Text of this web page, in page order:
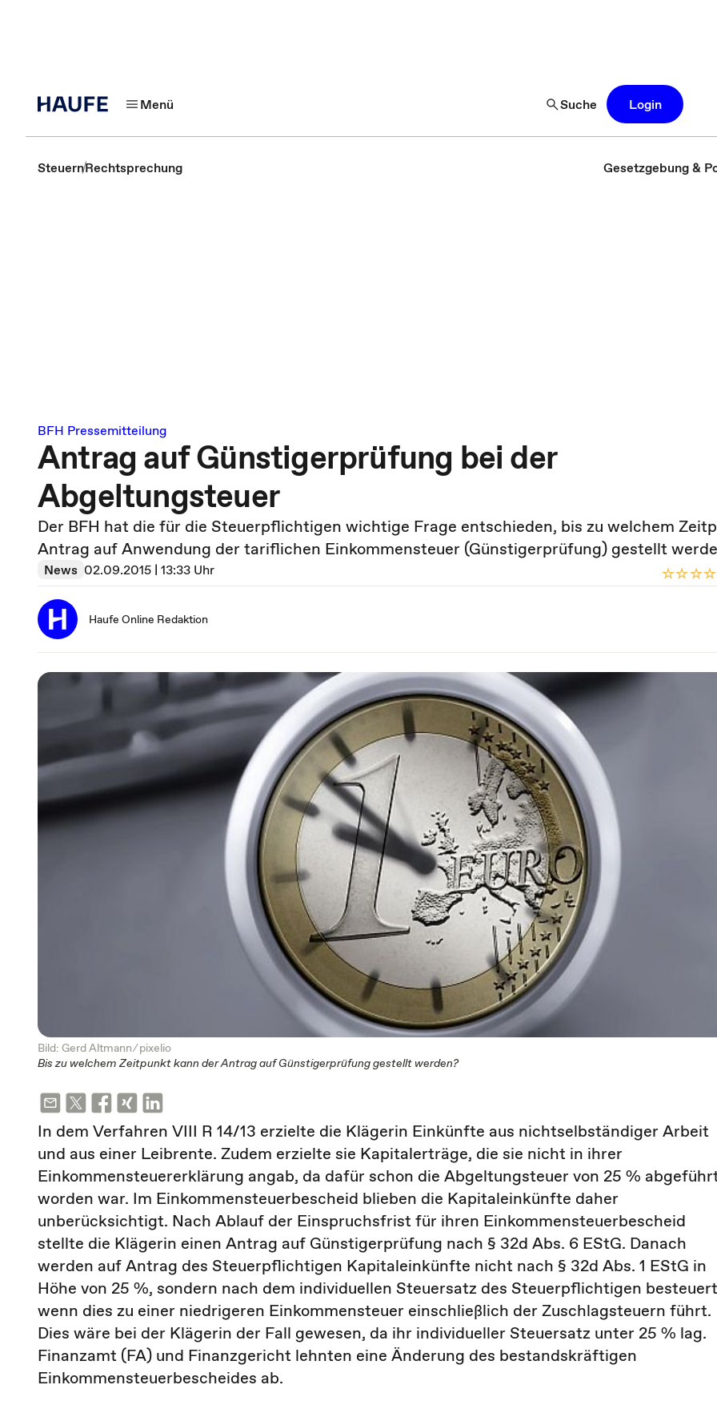
Menü Suche Login
SteuernRechtsprechung Gesetzgebung &
BFH Pressemitteilung
Antrag auf Günstigerprüfung bei der
Abgeltungsteuer
Der BFH hat die für die Steuerpflichtigen wichtige Frage entschieden, bis zu welchem
Antrag auf Anwendung der tariflichen Einkommensteuer (Günstigerprüfung) gestellt
News 02.09.2015 | 13:33 Uhr
Haufe Online Redaktion
Bild: Gerd Altmann ⁄pixelio
Bis zu welchem Zeitpunkt kann der Antrag auf Günstigerprüfung gestellt werden?
In dem Verfahren VIII R 14/13 erzielte die Klägerin Einkünfte aus nichtselbständiger Arbeit
und aus einer Leibrente. Zudem erzielte sie Kapitalerträge, die sie nicht in ihrer
Einkommensteuererklärung angab, da dafür schon die Abgeltungsteuer von 25 %
worden war. Im Einkommensteuerbescheid blieben die Kapitaleinkünfte daher
unberücksichtigt. Nach Ablauf der Einspruchsfrist für ihren Einkommensteuerbescheid
stellte die Klägerin einen Antrag auf Günstigerprüfung nach § 32d Abs. 6 EStG. Danach
werden auf Antrag des Steuerpflichtigen Kapitaleinkünfte nicht nach § 32d Abs. 1 EStG in
Höhe von 25 %, sondern nach dem individuellen Steuersatz des Steuerpflichtigen
wenn dies zu einer niedrigeren Einkommensteuer einschließlich der Zuschlagsteuern führt.
Dies wäre bei der Klägerin der Fall gewesen, da ihr individueller Steuersatz unter 25 % lag.
Finanzamt (FA) und Finanzgericht lehnten eine Änderung des bestandskräftigen
Einkommensteuerbescheides ab.